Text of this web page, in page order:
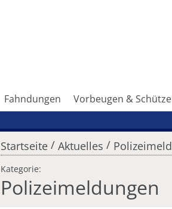
Fahndungen Vorbeugen &
Startseite / Aktuelles /
Kategorie:
Polizeimeldungen